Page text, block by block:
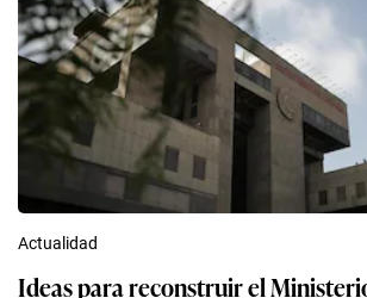
Actualidad
Ideas para reconstruir el